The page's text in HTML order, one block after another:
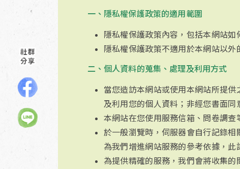
一、隱私權保護政策的適用範圍
隱私權保護政策內容，包括本網站
隱私權保護政策不適用於本網站以
二、個人資料的蒐集、處理及利用方式
當您造訪本網站或使用本網站所提
及利用您的個人資料；非經您書面
本網站在您使用服務信箱、問卷調
於一般瀏覽時，伺服器會自行記錄
為我們增進網站服務的參考依據，此
為提供精確的服務，我們會將收集